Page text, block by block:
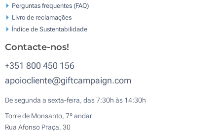
Perguntas frequentes (FAQ)
Livro de reclamaçōes
Índice de Sustentabilidade
Contacte-nos!
+351 800 450 156
apoiocliente@giftcampaign.com
De segunda a sexta-feira, das 7:30h às 14:30h
Torre de Monsanto, 7º andar
Rua Afonso Praça, 30